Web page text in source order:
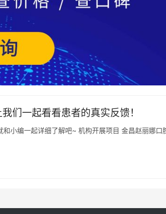
们一起看看患者的真实反馈！
小编一起详细了解吧~ 机构开展项目 金昌赵丽娜口